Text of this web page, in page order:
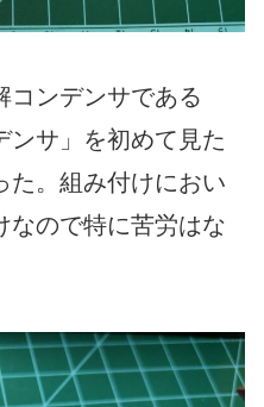
ンデンサである
ンサ」を初めて見た
た。組み付けにおい
なので特に苦労はな